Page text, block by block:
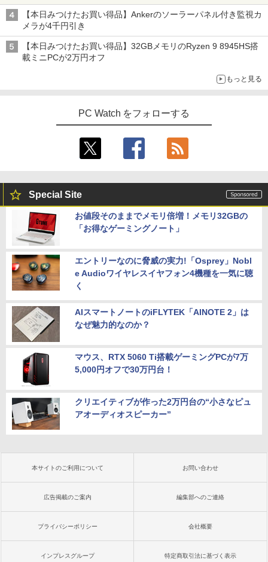
【本日みつけたお買い得品】Ankerのソーラーパネル付き監視カ
メラが4千円引き
【本日みつけたお買い得品】32GBメモリのRyzen 9 8945HS搭
載ミニPCが2万円オフ
もっと見る
PC Watch をフォローする
Special Site
お値段そのままでメモリ倍増！メモリ32GBの
「お得なゲーミングノート」
エントリーなのに脅威の実力!「Osprey」Nobl
e Audioワイヤレスイヤフォン4機種を一気に聴
く
AIスマートノートのiFLYTEK「AINOTE 2」は
なぜ魅力的なのか？
マウス、RTX 5060 Ti搭載ゲーミングPCが7万
5,000円オフで30万円台！
クリエイティブが作った2万円台の“小さなピュ
アオーディオスピーカー”
本サイトのご利用について お問い合わせ
広告掲載のご案内 編集部へのご連絡
プライバシーポリシー 会社概要
インプレスグループ 特定商取引法に基づく表示